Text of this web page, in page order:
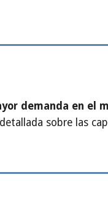
demanda en el
sobre las